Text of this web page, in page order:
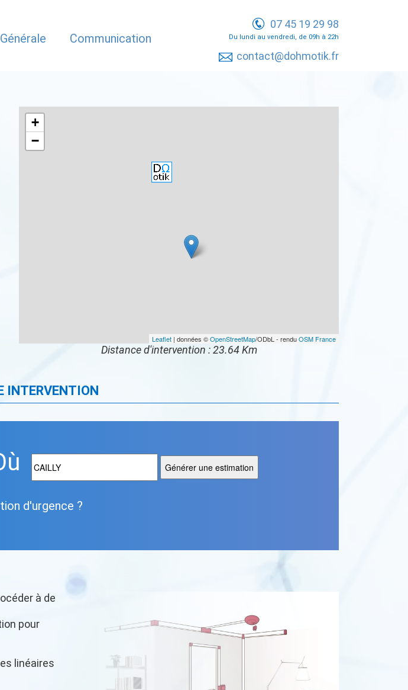
Communication
07 45 19 29 98
Du lundi au vendredi, de 09h à 22h
contact@dohmotik.fr
+
−
Leaflet| données ©OpenStreetMap/ODbL - renduOSM France
Distance d'intervention : 23.64 Km
INTERVENTION
d'urgence ?
à de
pour
linéaires